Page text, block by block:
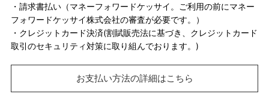
・請求書払い（マネーフォワードケッサイ。ご利用の前にマネー
フォワードケッサイ株式会社の審査が必要です。）
・クレジットカード決済(割賦販売法に基づき、クレジットカード
取引のセキュリティ対策に取り組んでおります。)
お支払い方法の詳細はこちら